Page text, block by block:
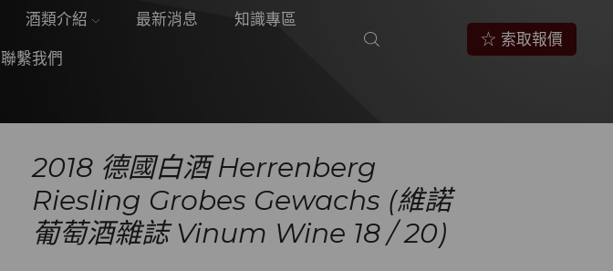
酒類介紹 最新消息 知識專區
聯繫我們
☆ 索取報價
2018 德國白酒 Herrenberg
Riesling Grobes Gewachs (維諾
葡萄酒雜誌 Vinum Wine 18 / 20)